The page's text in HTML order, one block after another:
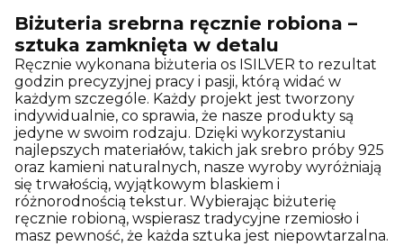
Biżuteria srebrna ręcznie robiona –
sztuka zamknięta w detalu
Ręcznie wykonana biżuteria os ISILVER to rezultat
godzin precyzyjnej pracy i pasji, którą widać w
każdym szczególe. Każdy projekt jest tworzony
indywidualnie, co sprawia, że nasze produkty są
jedyne w swoim rodzaju. Dzięki wykorzystaniu
najlepszych materiałów, takich jak srebro próby 925
oraz kamieni naturalnych, nasze wyroby wyróżniają
się trwałością, wyjątkowym blaskiem i
różnorodnością tekstur. Wybierając biżuterię
ręcznie robioną, wspierasz tradycyjne rzemiosło i
masz pewność, że każda sztuka jest niepowtarzalna.